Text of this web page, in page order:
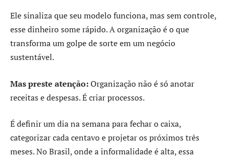
Ele sinaliza que seu modelo funciona, mas sem controle,
esse dinheiro some rápido. A organização é o que
transforma um golpe de sorte em um negócio
sustentável.
Mas preste atenção:Organização não é só anotar
receitas e despesas. É criar processos.
É definir um dia na semana para fechar o caixa,
categorizar cada centavo e projetar os próximos três
meses. No Brasil, onde a informalidade é alta, essa